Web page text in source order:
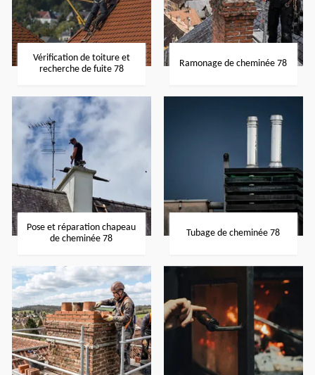
Vérification de toiture et
recherche de fuite 78
Ramonage de cheminée 78
Pose et réparation chapeau
de cheminée 78
Tubage de cheminée 78